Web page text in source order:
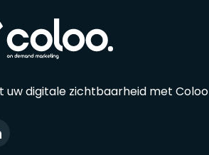
uw digitale zichtbaarheid met Coloo